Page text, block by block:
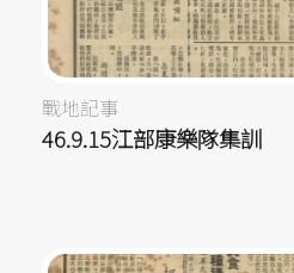
戰地記事
46.9.15江部康樂隊集訓